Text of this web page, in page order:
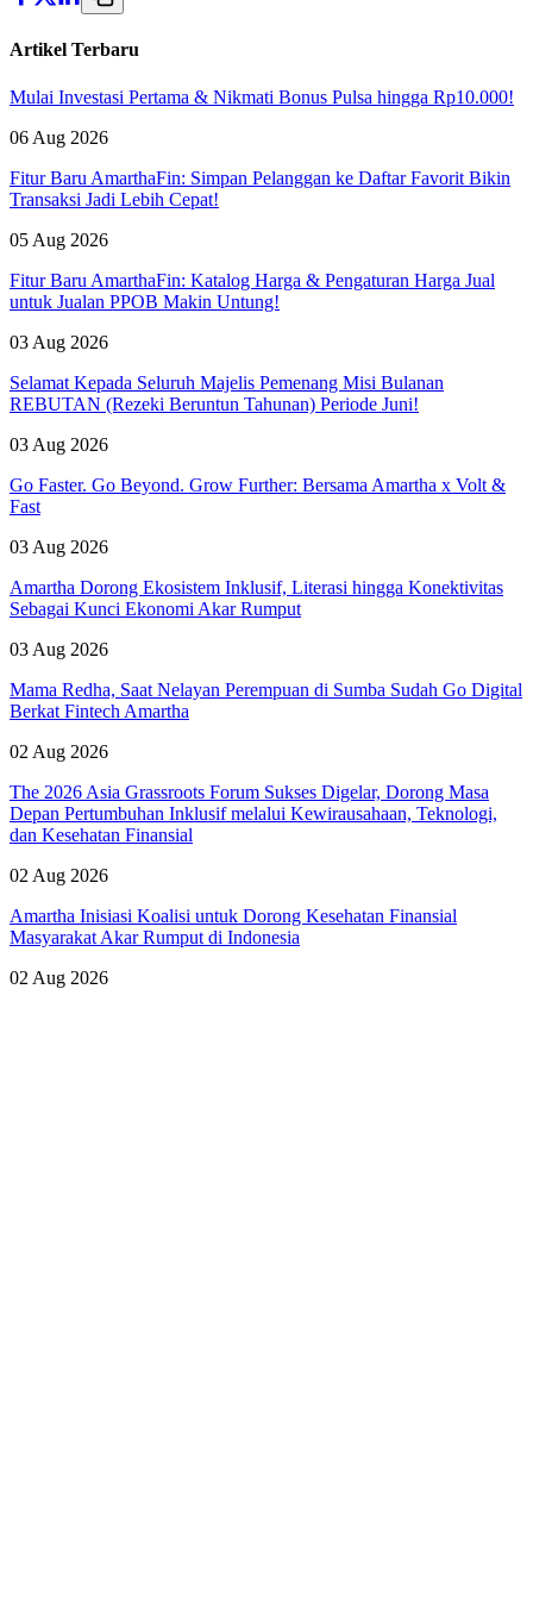
Artikel Terbaru
Mulai Investasi Pertama & Nikmati Bonus Pulsa hingga Rp10.000!
06 Aug 2026
Fitur Baru AmarthaFin: Simpan Pelanggan ke Daftar Favorit Bikin
Transaksi Jadi Lebih Cepat!
05 Aug 2026
Fitur Baru AmarthaFin: Katalog Harga & Pengaturan Harga Jual
untuk Jualan PPOB Makin Untung!
03 Aug 2026
Selamat Kepada Seluruh Majelis Pemenang Misi Bulanan
REBUTAN (Rezeki Beruntun Tahunan) Periode Juni!
03 Aug 2026
Go Faster. Go Beyond. Grow Further: Bersama Amartha x Volt &
Fast
03 Aug 2026
Amartha Dorong Ekosistem Inklusif, Literasi hingga Konektivitas
Sebagai Kunci Ekonomi Akar Rumput
03 Aug 2026
Mama Redha, Saat Nelayan Perempuan di Sumba Sudah Go Digital
Berkat Fintech Amartha
02 Aug 2026
The 2026 Asia Grassroots Forum Sukses Digelar, Dorong Masa
Depan Pertumbuhan Inklusif melalui Kewirausahaan, Teknologi,
dan Kesehatan Finansial
02 Aug 2026
Amartha Inisiasi Koalisi untuk Dorong Kesehatan Finansial
Masyarakat Akar Rumput di Indonesia
02 Aug 2026